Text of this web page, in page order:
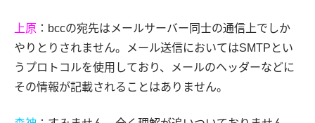
上原 ：bccの宛先はメールサーバー同士の通信上でしか
やりとりされません。メール送信においてはSMTPとい
うプロトコルを使用しており、メールのヘッダーなどに
その情報が記載されることはありません。